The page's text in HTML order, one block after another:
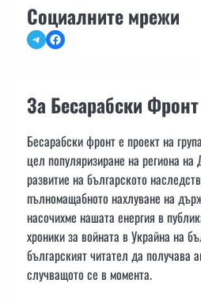
Социалните мрежи
TelegramFacebook
За Бесарабски Фронт
Бесарабски фронт е проект на
цел популяризиране на региона
развитие на българското
пълномащабното нахлуване на
насочихме нашата енергия в
хроники за войната в Украйна на
българският читател да получава
случващото се в момента.